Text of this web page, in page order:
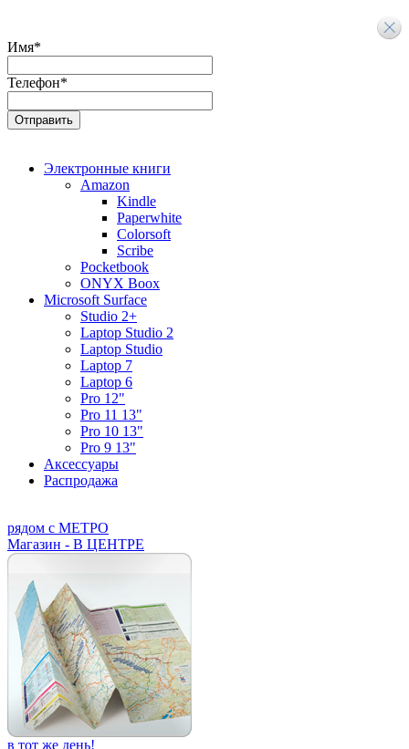
Имя*
Телефон*
Электронные книги
Amazon
Kindle
Paperwhite
Colorsoft
Scribe
Pocketbook
ONYX Boox
Microsoft Surface
Studio 2+
Laptop Studio 2
Laptop Studio
Laptop 7
Laptop 6
Pro 12"
Pro 11 13"
Pro 10 13"
Pro 9 13"
Аксессуары
Распродажа
рядом с МЕТРО
Магазин - В ЦЕНТРЕ
в тот же день!